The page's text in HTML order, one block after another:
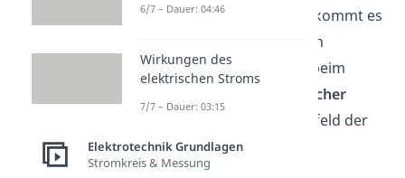
Schwingungen
. Bei ihnen kommt es
zu ständigen Wechseln von
elektrischer Feldenergie
beim
magnetischer
beim Magnetfeld der
Spule und wieder zurück.
6/7 – Dauer: 04:46
Wirkungen des
elektrischen Stroms
7/7 – Dauer: 03:15
Elektrotechnik Grundlagen
Stromkreis & Messung